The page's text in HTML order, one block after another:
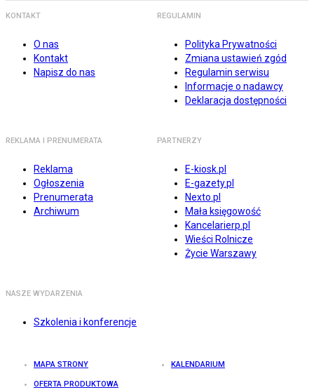
KONTAKT
O nas
Kontakt
Napisz do nas
REGULAMIN
Polityka Prywatności
Zmiana ustawień zgód
Regulamin serwisu
Informacje o nadawcy
Deklaracja dostępności
REKLAMA I PRENUMERATA
Reklama
Ogłoszenia
Prenumerata
Archiwum
PARTNERZY
E-kiosk.pl
E-gazety.pl
Nexto.pl
Mała księgowość
Kancelarierp.pl
Wieści Rolnicze
Życie Warszawy
NASZE WYDARZENIA
Szkolenia i konferencje
MAPA STRONY KALENDARIUM
OFERTA PRODUKTOWA